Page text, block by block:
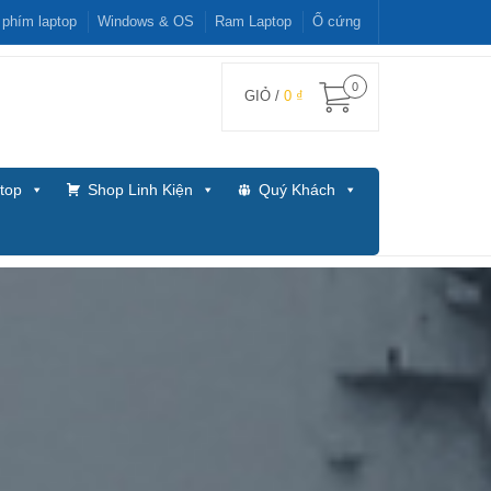
laptop Windows & OS Ram Laptop Ổ cứng
GIỎ / 0 ₫
0
Shop Linh Kiện Quý Khách